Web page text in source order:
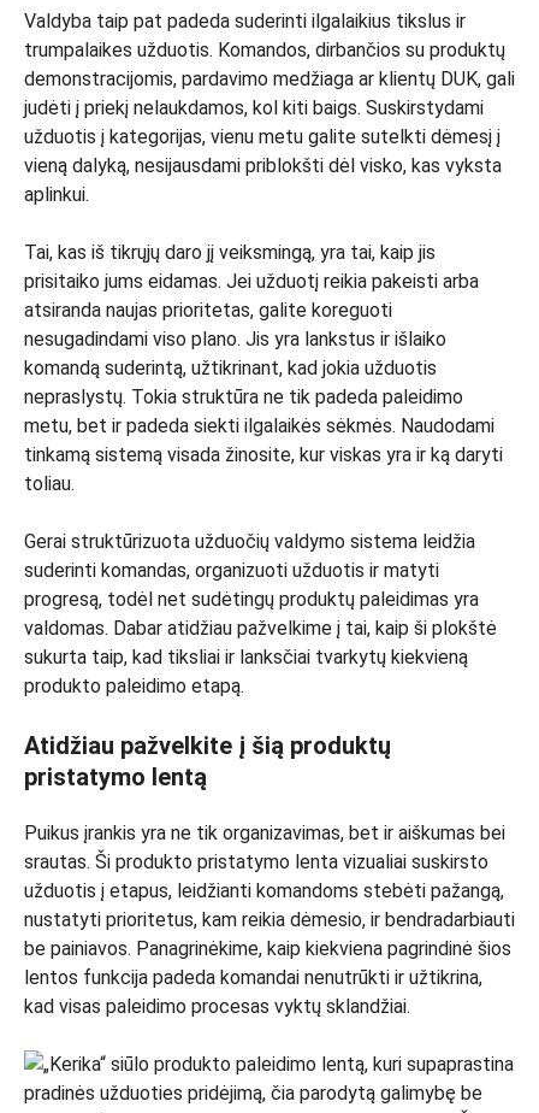
Valdyba taip pat padeda suderinti ilgalaikius tikslus ir
trumpalaikes užduotis. Komandos, dirbančios su produktų
demonstracijomis, pardavimo medžiaga ar klientų DUK, gali
judėti į priekį nelaukdamos, kol kiti baigs. Suskirstydami
užduotis į kategorijas, vienu metu galite sutelkti dėmesį į
vieną dalyką, nesijausdami priblokšti dėl visko, kas vyksta
aplinkui.
Tai, kas iš tikrųjų daro jį veiksmingą, yra tai, kaip jis
prisitaiko jums eidamas. Jei užduotį reikia pakeisti arba
atsiranda naujas prioritetas, galite koreguoti
nesugadindami viso plano. Jis yra lankstus ir išlaiko
komandą suderintą, užtikrinant, kad jokia užduotis
nepraslystų. Tokia struktūra ne tik padeda paleidimo
metu, bet ir padeda siekti ilgalaikės sėkmės. Naudodami
tinkamą sistemą visada žinosite, kur viskas yra ir ką daryti
toliau.
Gerai struktūrizuota užduočių valdymo sistema leidžia
suderinti komandas, organizuoti užduotis ir matyti
progresą, todėl net sudėtingų produktų paleidimas yra
valdomas. Dabar atidžiau pažvelkime į tai, kaip ši plokštė
sukurta taip, kad tiksliai ir lanksčiai tvarkytų kiekvieną
produkto paleidimo etapą.
Atidžiau pažvelkite į šią produktų
pristatymo lentą
Puikus įrankis yra ne tik organizavimas, bet ir aiškumas bei
srautas. Ši produkto pristatymo lenta vizualiai suskirsto
užduotis į etapus, leidžianti komandoms stebėti pažangą,
nustatyti prioritetus, kam reikia dėmesio, ir bendradarbiauti
be painiavos. Panagrinėkime, kaip kiekviena pagrindinė šios
lentos funkcija padeda komandai nenutrūkti ir užtikrina,
kad visas paleidimo procesas vyktų sklandžiai.